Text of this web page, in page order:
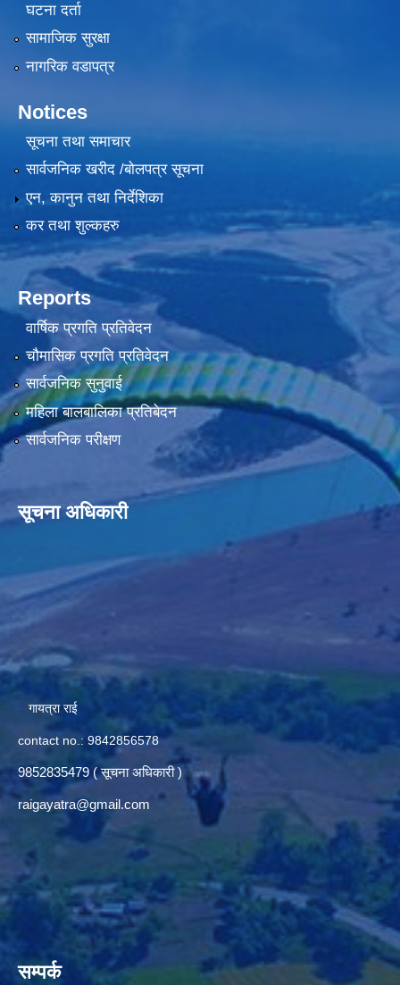
घटना दर्ता
सामाजिक सुरक्षा
नागरिक वडापत्र
Notices
सूचना तथा समाचार
सार्वजनिक खरीद /बोलपत्र सूचना
एन, कानुन तथा निर्देशिका
कर तथा शुल्कहरु
Reports
वार्षिक प्रगति प्रतिवेदन
चौमासिक प्रगति प्रतिवेदन
सार्वजनिक सुनुवाई
महिला बालबालिका प्रतिबेदन
सार्वजनिक परीक्षण
सूचना अधिकारी
गायत्रा राई
contact no.: 9842856578
9852835479 ( सूचना अधिकारी )
raigayatra@gmail.com
सम्पर्क